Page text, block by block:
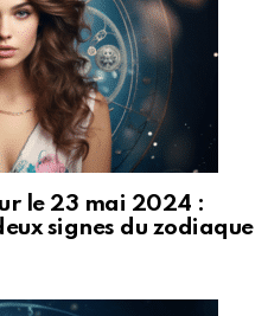
le 23 mai 2024 :
signes du zodiaque